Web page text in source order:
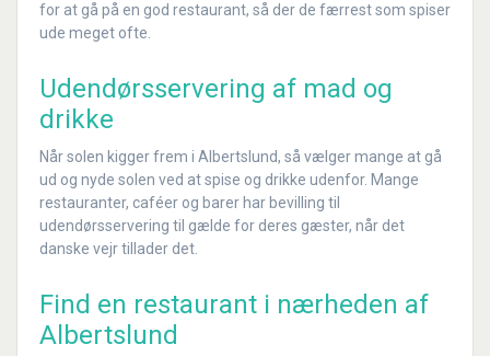
for at gå på en god restaurant, så der de færrest som spiser
ude meget ofte.
Udendørsservering af mad og
drikke
Når solen kigger frem i Albertslund, så vælger mange at gå
ud og nyde solen ved at spise og drikke udenfor. Mange
restauranter, caféer og barer har bevilling til
udendørsservering til gælde for deres gæster, når det
danske vejr tillader det.
Find en restaurant i nærheden af
Albertslund